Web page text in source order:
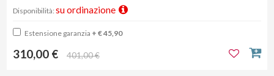
Disponibilità: su ordinazione
Estensione garanzia + € 45,90
310,00 € 401,00 €